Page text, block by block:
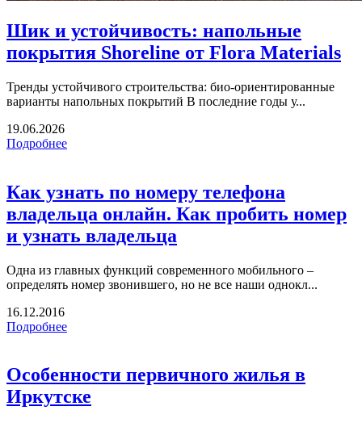
Шик и устойчивость: напольные
покрытия Shoreline от Flora Materials
Тренды устойчивого строительства: био-ориентированные
варианты напольных покрытий В последние годы у...
19.06.2026
Подробнее
Как узнать по номеру телефона
владельца онлайн. Как пробить номер
и узнать владельца
Одна из главных функций современного мобильного –
определять номер звонившего, но не все наши однокл...
16.12.2016
Подробнее
Особенности первичного жилья в
Иркутске